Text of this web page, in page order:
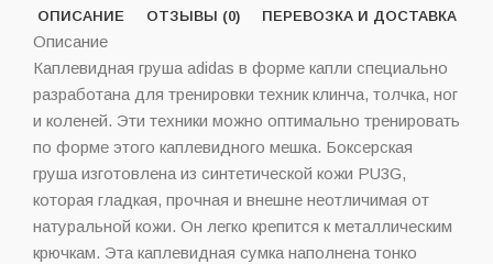
ОПИСАНИЕ ОТЗЫВЫ (0) ПЕРЕВОЗКА И ДОСТАВКА
Описание
Каплевидная груша adidas в форме капли специально
разработана для тренировки техник клинча, толчка, ног
и коленей. Эти техники можно оптимально тренировать
по форме этого каплевидного мешка. Боксерская
груша изготовлена из синтетической кожи PU3G,
которая гладкая, прочная и внешне неотличимая от
натуральной кожи. Он легко крепится к металлическим
крючкам. Эта каплевидная сумка наполнена тонко